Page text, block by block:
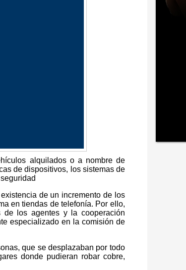
alquilados o a nombre de
de dispositivos, los sistemas de
de un incremento de los
en tiendas de telefonía. Por ello,
los agentes y la cooperación
especializado en la comisión de
que se desplazaban por todo
donde pudieran robar cobre,